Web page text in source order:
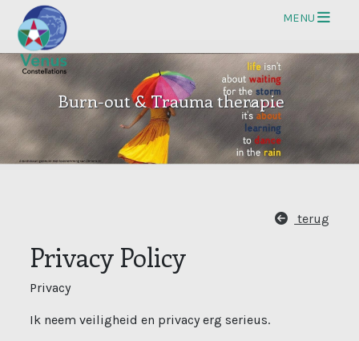
MENU
Burn-out & Trauma therapie
terug
Privacy Policy
Privacy
Ik neem veiligheid en privacy erg serieus.